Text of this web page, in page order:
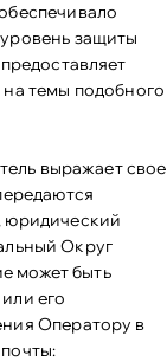
защиты
на темы подобного
выражает свое
Округ
может быть
его
Оператору в